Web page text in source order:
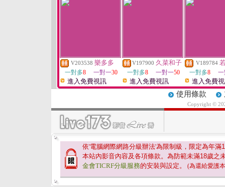
V203538 樂多多
一對多8 一對一30
進入免費視訊
V197900 久菜和子
一對多8 一對一50
進入免費視訊
V189784
一對多8
進入免費
使用條款
Copyright ©
依'電腦網際網路分級辦法'為限制級，限定為年滿
本站內影音內容及各項條款。為防範未滿18歲之
金會TICRF分級服務的安裝與設定。 (為還給愛護